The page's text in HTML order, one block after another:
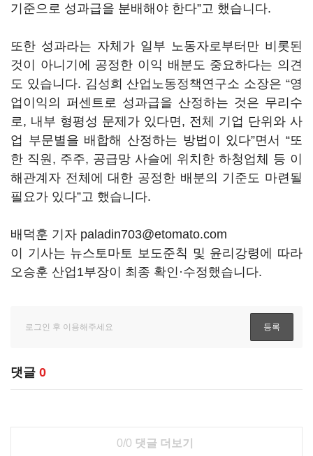
기준으로 성과급을 분배해야 한다”고 했습니다.
또한 성과라는 자체가 일부 노동자로부터만 비롯된
것이 아니기에 공정한 이익 배분도 중요하다는 의견
도 있습니다. 김성희 산업노동정책연구소 소장은“영
업이익의 퍼센트로 성과급을 산정하는 것은 무리수
로, 내부 형평성 문제가 있다면, 전체 기업 단위와 사
업 부문별을 배합해 산정하는 방법이 있다”면서“또
한 직원 , 주주, 공급망 사슬에 위치한 하청업체 등 이
해관계자 전체에 대한 공정한 배분의 기준도 마련될
필요가 있다”고 했습니다.
배덕훈 기자 paladin703@etomato.com
이 기사는 뉴스토마토 보도준칙 및 윤리강령에 따라
오승훈 산업1부장이 최종 확인·수정했습니다.
댓글 0
0/0 댓글 더보기